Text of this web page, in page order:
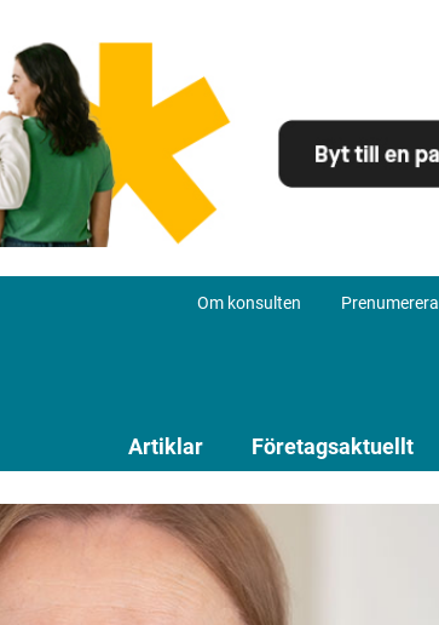
Om konsulten Prenumerera
Artiklar Företagsaktuellt